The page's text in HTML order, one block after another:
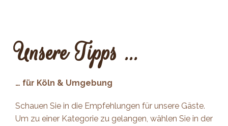
Unsere Tipps ...
… für Köln & Umgebung
Schauen Sie in die Empfehlungen für unsere Gäste.
Um zu einer Kategorie zu gelangen, wählen Sie in der